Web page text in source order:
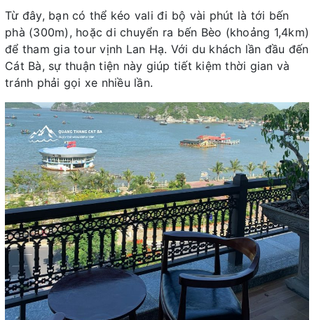
Từ đây, bạn có thể kéo vali đi bộ vài phút là tới bến
phà (300m), hoặc di chuyển ra bến Bèo (khoảng 1,4km)
để tham gia tour vịnh Lan Hạ. Với du khách lần đầu đến
Cát Bà, sự thuận tiện này giúp tiết kiệm thời gian và
tránh phải gọi xe nhiều lần.